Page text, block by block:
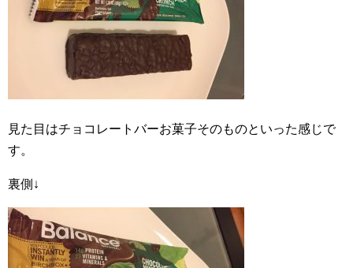
見た目はチョコレートバーお菓子そのものといった感じで
す。
裏側↓